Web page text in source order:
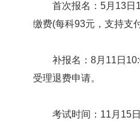
首次报名：5月13日
缴费(每科93元，支持支
补报名：8月11日
受理退费申请。
考试时间：11月15日